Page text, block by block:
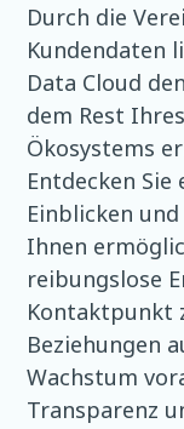
Durch die
Kundendaten
Data Cloud
dem Rest
Ökosystems
Entdecken Sie
Einblicken
Ihnen
reibungslose
Kontaktpunkt
Beziehungen
Wachstum
Transparenz